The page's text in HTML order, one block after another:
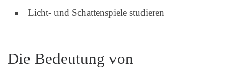
Licht- und Schattenspiele studieren
Die Bedeutung von